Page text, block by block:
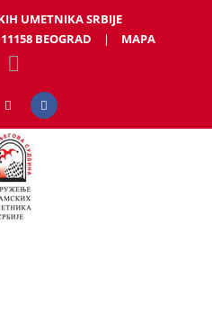
UMETNIKA SRBIJE
BEOGRAD
| MAPA